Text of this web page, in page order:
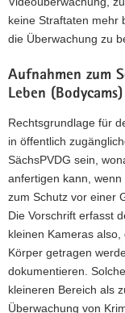
keine Straftaten mehr
die Überwachung zu
Aufnahmen zum
Leben (Bodycams)
Rechtsgrundlage für
in öffentlich
SächsPVDG sein,
anfertigen kann,
zum Schutz vor einer
Die Vorschrift erfasst
kleinen Kameras
Körper getragen
dokumentieren.
kleineren Bereich als
Überwachung von